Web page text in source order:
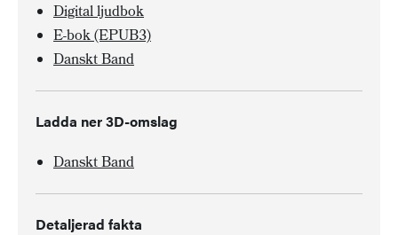
Digital ljudbok
E-bok (EPUB3)
Danskt Band
Ladda ner 3D-omslag
Danskt Band
Detaljerad fakta